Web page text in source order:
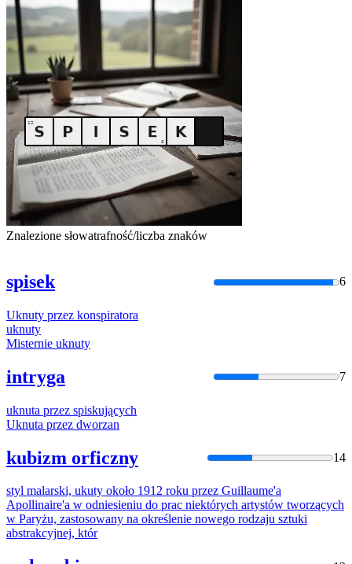
Znalezione słowatrafność/liczba znaków
spisek 6
Uknuty przez konspiratora
uknuty
Misternie uknuty
intryga 7
uknuta przez spiskujących
Uknuta przez dworzan
kubizm orficzny 14
styl malarski, ukuty około 1912 roku przez Guillaume'a
Apollinaire'a w odniesieniu do prac niektórych artystów tworzących
w Paryżu, zastosowany na określenie nowego rodzaju sztuki
abstrakcyjnej, któr